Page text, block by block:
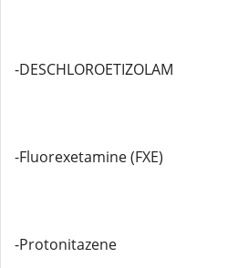
-DESCHLOROETIZOLAM
-Fluorexetamine (FXE)
-Protonitazene